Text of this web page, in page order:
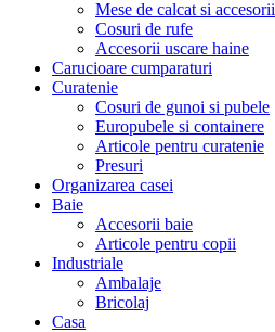
Mese de calcat si accesorii
Cosuri de rufe
Accesorii uscare haine
Carucioare cumparaturi
Curatenie
Cosuri de gunoi si pubele
Europubele si containere
Articole pentru curatenie
Presuri
Organizarea casei
Baie
Accesorii baie
Articole pentru copii
Industriale
Ambalaje
Bricolaj
Casa